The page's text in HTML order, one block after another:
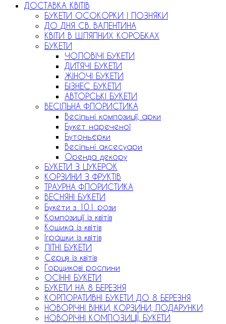
ДОСТАВКА КВІТІВ
БУКЕТИ ОСОКОРКИ | ПОЗНЯКИ
ДО ДНЯ СВ. ВАЛЕНТИНА
КВІТИ В ШЛЯПНИХ КОРОБКАХ
БУКЕТИ
ЧОЛОВІЧІ БУКЕТИ
ДИТЯЧІ БУКЕТИ
ЖІНОЧІ БУКЕТИ
БІЗНЕС БУКЕТИ
АВТОРСЬКІ БУКЕТИ
ВЕСІЛЬНА ФЛОРИСТИКА
Весільні композиції, арки
Букет нареченої
Бутоньєрки
Весільні аксесуари
Оренда декору
БУКЕТИ З ЦУКЕРОК
КОРЗИНИ З ФРУКТІВ
ТРАУРНА ФЛОРИСТИКА
ВЕСНЯНІ БУКЕТИ
Букети з 101 рози
Композиції із квітів
Кошика із квітів
Іграшки із квітів
ЛІТНІ БУКЕТИ
Серця із квітів
Горщикові рослини
ОСІННІ БУКЕТИ
БУКЕТИ НА 8 БЕРЕЗНЯ
КОРПОРАТИВНІ БУКЕТИ ДО 8 БЕРЕЗНЯ
НОВОРІЧНІ ВІНКИ, КОРЗИНИ, ПОДАРУНКИ
НОВОРІЧНІ КОМПОЗИЦІЇ, БУКЕТИ